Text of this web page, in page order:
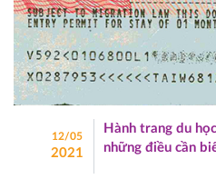
12/05
2021
Hành trang du
những điều cần